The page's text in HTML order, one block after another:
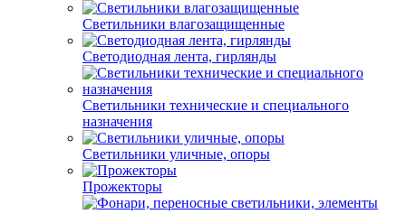
Светильники влагозащищенные
Светодиодная лента, гирлянды
Светильники технические и специального
назначения
Светильники уличные, опоры
Прожекторы